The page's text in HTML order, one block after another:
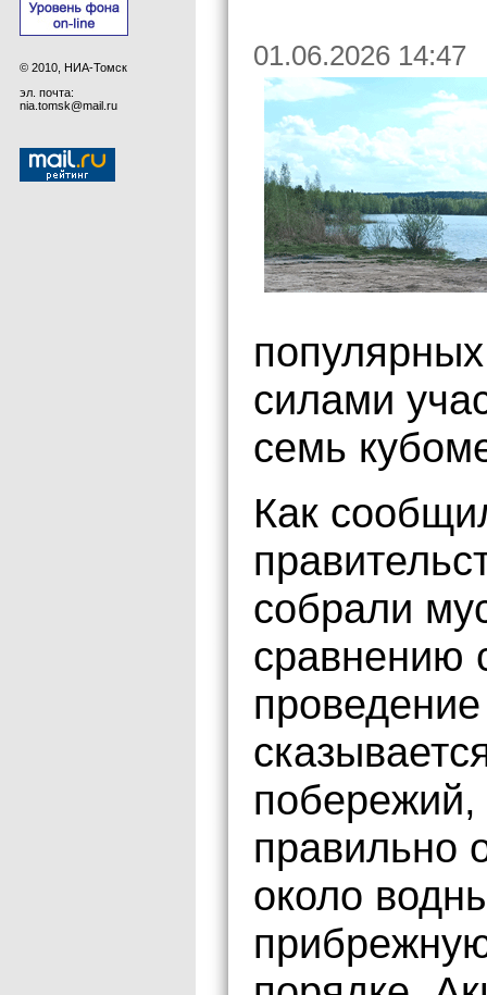
© 2010, НИА-Томск
эл. почта:
nia.tomsk@mail.ru
01.06.2026 14:47
силами
семь
Как
собрали
сравнению
побережий,
правильно
около